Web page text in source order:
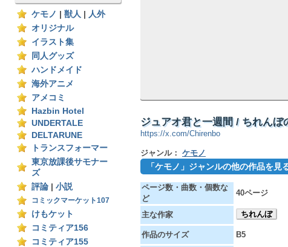
ケモノ 獣人
人外
オリジナル
イラスト集
同人グッズ
ハンドメイド
海外アニメ
アメコミ
Hazbin Hotel
UNDERTALE
DELTARUNE
トランスフォーマー
東京放課後サモナー
ズ
評論
小説
コミックマーケット107
けもケット
コミティア156
コミティア155
ジュアオ君と一週間 / ちれんぼ
https://x.com/Chirenbo
ジャンル： ケモノ
「ケモノ」ジャンルの他の作品を見
ページ数・曲数・個数な
ど
40ページ
主な作家 ちれんぼ
作品のサイズ B5